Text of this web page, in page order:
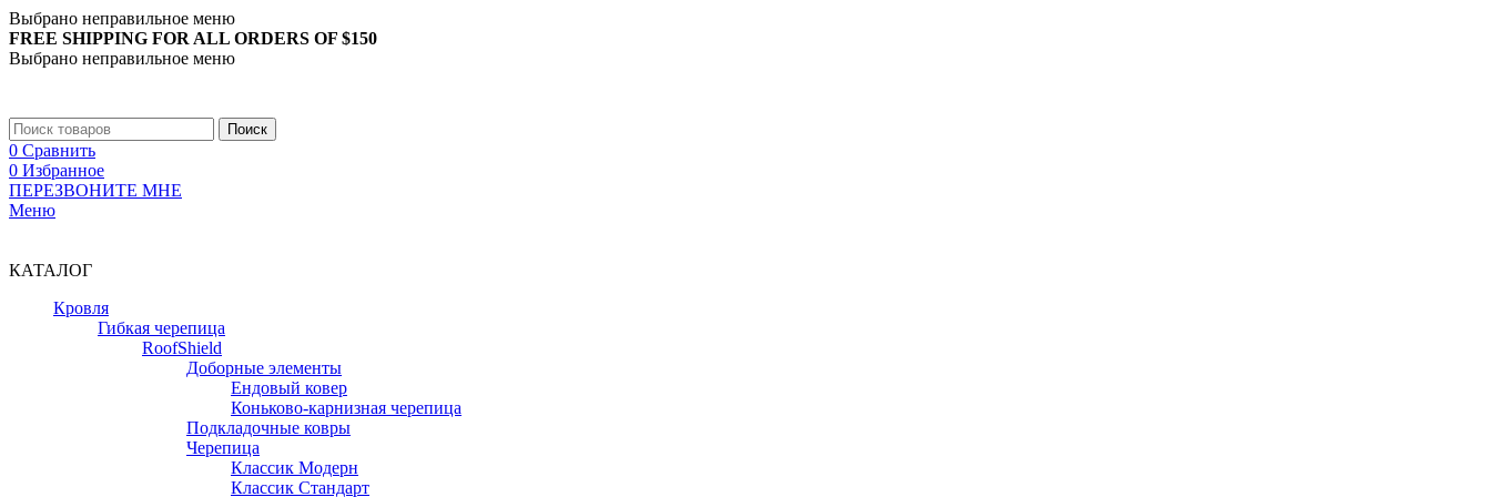
Выбрано неправильное меню
FREE SHIPPING FOR ALL ORDERS OF $150
Выбрано неправильное меню
Поиск
0 Сравнить
0 Избранное
ПЕРЕЗВОНИТЕ МНЕ
Меню
КАТАЛОГ
Кровля
Гибкая черепица
RoofShield
Доборные элементы
Ендовый ковер
Коньково-карнизная черепица
Подкладочные ковры
Черепица
Классик Модерн
Классик Стандарт